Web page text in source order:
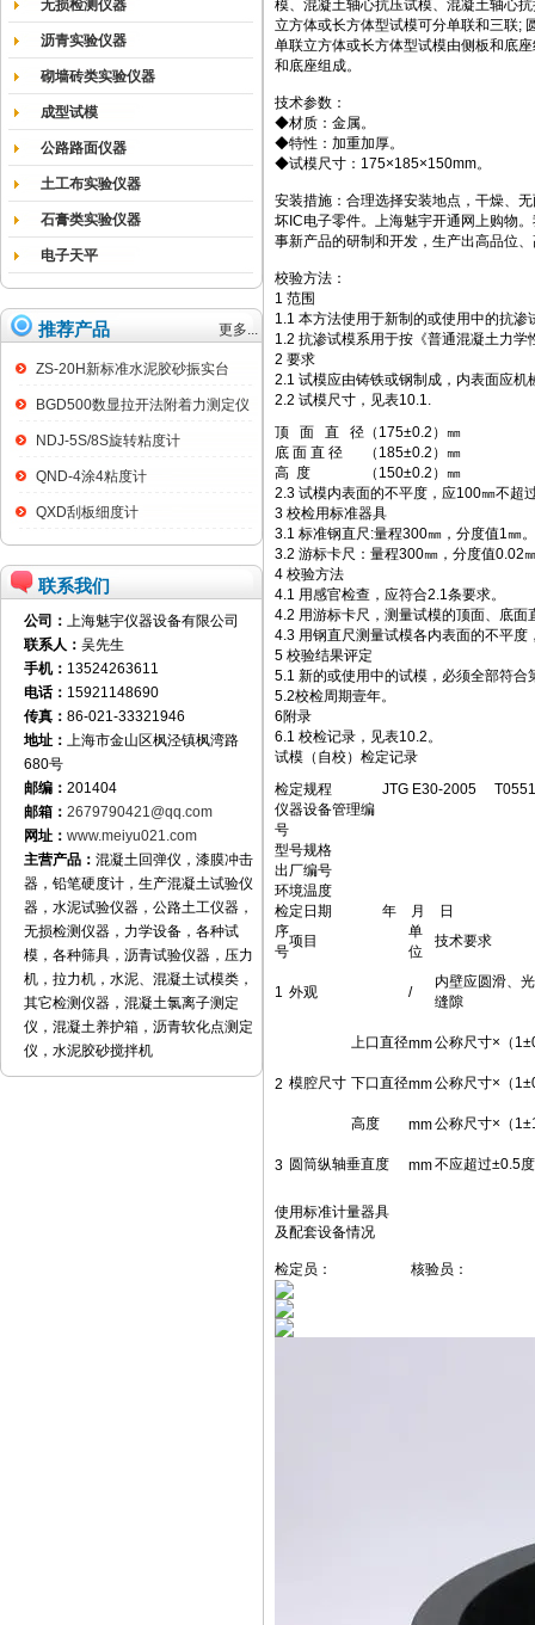
无损检测仪器
沥青实验仪器
砌墙砖类实验仪器
成型试模
公路路面仪器
土工布实验仪器
石膏类实验仪器
电子天平
推荐产品 更多...
ZS-20H新标准水泥胶砂振实台
BGD500数显拉开法附着力测定仪
NDJ-5S/8S旋转粘度计
QND-4涂4粘度计
QXD刮板细度计
联系我们
公司： 上海魅宇仪器设备有限公司
联系人： 吴先生
手机： 13524263611
电话： 15921148690
传真： 86-021-33321946
地址： 上海市金山区枫泾镇枫湾路
680号
邮编： 201404
邮箱： 2679790421@qq.com
网址： www.meiyu021.com
主营产品： 混凝土回弹仪，漆膜冲击
器，铅笔硬度计，生产混凝土试验仪
器，水泥试验仪器，公路土工仪器，
无损检测仪器，力学设备，各种试
模，各种筛具，沥青试验仪器，压力
机，拉力机，水泥、混凝土试模类，
其它检测仪器，混凝土氯离子测定
仪，混凝土养护箱，沥青软化点测定
仪，水泥胶砂搅拌机
模、混凝土轴心抗压试模、混凝土轴心
立方体或长方体型试模可分单联和三联;
单联立方体或长方体型试模由侧板和底
和底座组成。
技术参数：
◆材质：金属。
◆特性：加重加厚。
◆试模尺寸：175×185×150mm。
安装措施：合理选择安装地点，干燥、
坏IC电子零件。上海魅宇开通网上购物
事新产品的研制和开发，生产出高品位
校验方法：
1 范围
1.1 本方法使用于新制的或使用中的抗渗
1.2 抗渗试模系用于按《普通混凝土力
2 要求
2.1 试模应由铸铁或钢制成，内表面应
2.2 试模尺寸，见表10.1.
顶 面 直 径 （175±0.2）㎜
底 面 直 径
（185±0.2）㎜
高 度
（150±0.2）㎜
2.3 试模内表面的不平度，应100㎜不超
3 校检用标准器具
3.1 标准钢直尺:量程300㎜，分度值1㎜。
3.2 游标卡尺：量程300㎜，分度值0.02
4 校验方法
4.1 用感官检查，应符合2.1条要求。
4.2 用游标卡尺，测量试模的顶面、底
4.3 用钢直尺测量试模各内表面的不平度
5 校验结果评定
5.1 新的或使用中的试模，必须全部符
5.2校检周期壹年。
6附录
6.1 校检记录，见表10.2。
试模（自校）检定记录
检定规程
JTG E30-2005
仪器设备管理编
号
型号规格
出厂编号
环境温度
检定日期
年 月 日
序
号
项目
单
位
技术要求
1 外观 /
内壁应圆滑、
缝隙
2 模腔尺寸
上口直径mm公称尺寸×（
下口直径mm公称尺寸×（
高度 mm公称尺寸×（
3 圆筒纵轴垂直度 mm不应超过±0.5度
使用标准计量器具
及配套设备情况
检定员： 核验员：